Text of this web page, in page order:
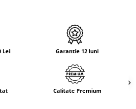
Lei Garantie 12 luni
Calitate Premium